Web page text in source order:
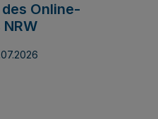
Online-